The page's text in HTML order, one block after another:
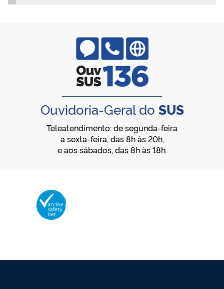
Ouvidoria-Geral do SUS
Teleatendimento: de segunda-feira
a sexta-feira, das 8h às 20h,
e aos sábados, das 8h às 18h.